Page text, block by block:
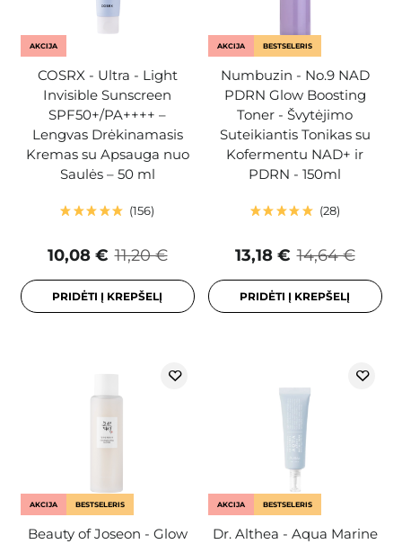
AKCIJA
COSRX - Ultra - Light
Invisible Sunscreen
SPF50+/PA++++ –
Lengvas Drėkinamasis
Kremas su Apsauga nuo
Saulės – 50 ml
156
11,20 €
10,08 €
PRIDĖTI Į KREPŠELĮ
AKCIJA BESTSELERIS
Numbuzin - No.9 NAD
PDRN Glow Boosting
Toner - Švytėjimo
Suteikiantis Tonikas su
Kofermentu NAD+ ir
PDRN - 150ml
28
14,64 €
13,18 €
PRIDĖTI Į KREPŠELĮ
AKCIJA BESTSELERIS
Beauty of Joseon - Glow
AKCIJA BESTSELERIS
Dr. Althea - Aqua Marine